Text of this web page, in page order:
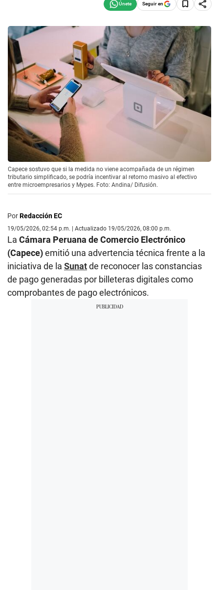
Seguir en
Capece sostuvo que si la medida no viene acompañada de un régimen
tributario simplificado, se podría incentivar al retorno masivo al efectivo
entre microempresarios y Mypes. Foto: Andina/ Difusión.
PorRedacción EC
19/05/2026, 02:54 p.m. | Actualizado 19/05/2026, 08:00 p.m.
La Cámara Peruana de Comercio Electrónico
(Capece)emitió una advertencia técnica frente a la
iniciativa de la Sunatde reconocer las constancias
de pago generadas por billeteras digitales como
comprobantes de pago electrónicos.